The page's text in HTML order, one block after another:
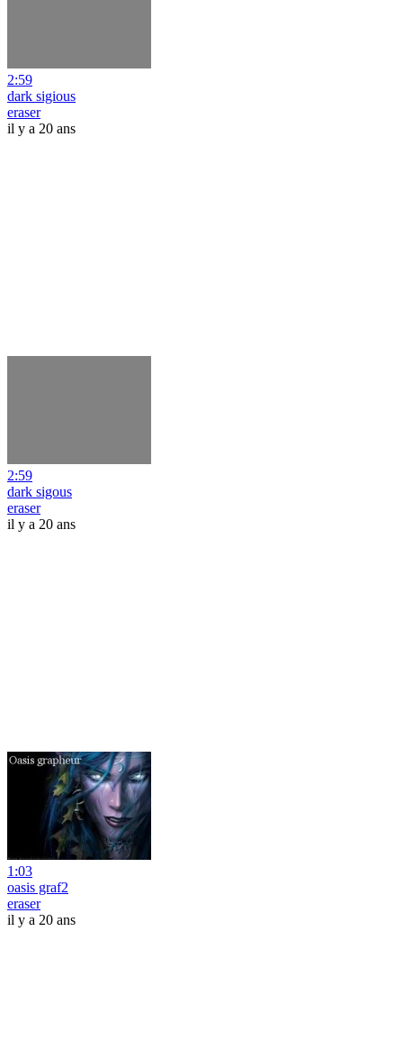
2:59
dark sigious
eraser
il y a 20 ans
2:59
dark sigous
eraser
il y a 20 ans
1:03
oasis graf2
eraser
il y a 20 ans